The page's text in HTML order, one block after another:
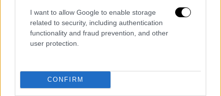
I want to allow Google to enable storage
related to security, including authentication
functionality and fraud prevention, and other
user protection.
CONFIRM
πυροσβεστικήςαλλά καιdrone
για να
χαρτογραφήσουν την ευρύτερη περιοχή και
να βρεθούν ίχνη του 59χρονου αστυνομικού.